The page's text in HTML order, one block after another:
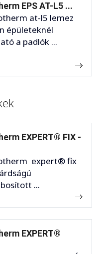
EPS AT-L5 ...
at-l5 lemez
épületeknél
a padlók ...
EXPERT® FIX -
expert® fix
...
EXPERT®